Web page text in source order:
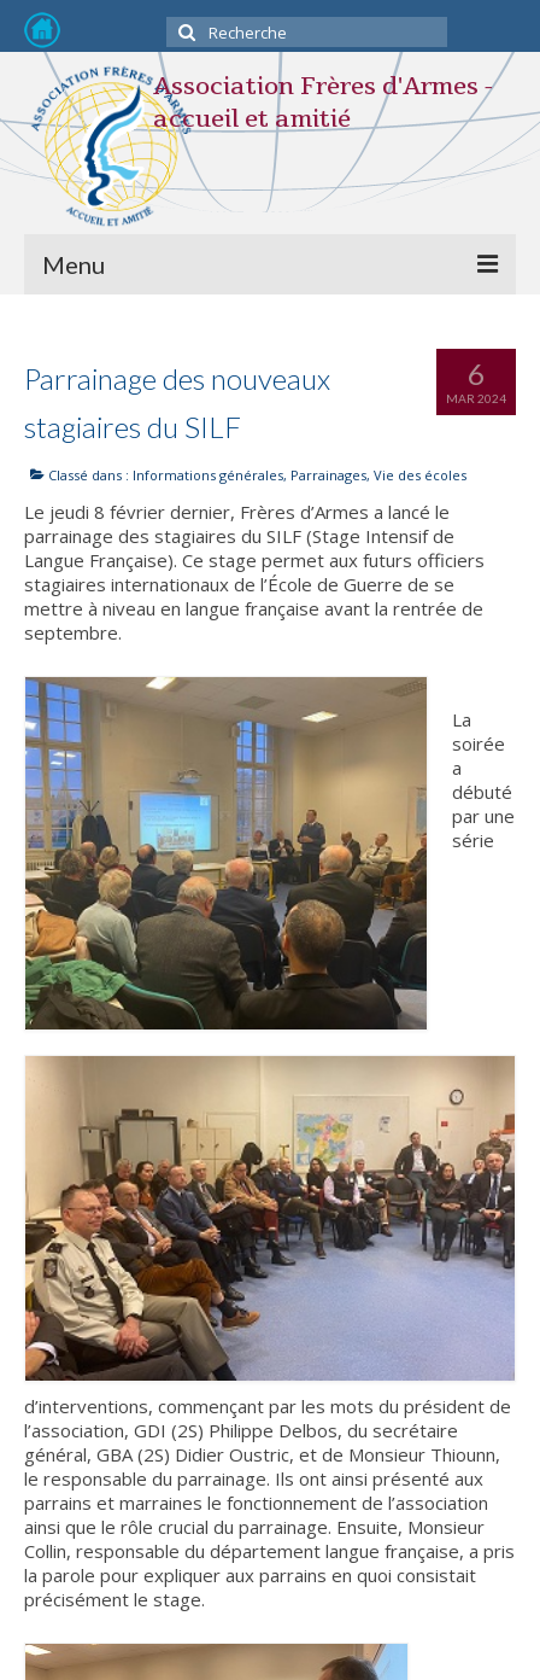
Rechercher
:
Association Frères d'Armes -
accueil et amitié
Menu
L’association
STATUTS
Composition du Bureau
Nos activités
Nous contacter
Liens et amis
Lettres d’info
S’INSCRIRE
INFO n°20 – JUILLET 2026
INFO n°19 – JUIN 2026
INFO n°18 – JANVIER 2026
INFO n°17 – DÉCEMBRE 2025
INFO n°16 – OCTOBRE 2025
INFO n°15 – JUILLET 2025
INFO n°14 – JUIN 2025
INFO n°13 – FÉVRIER 2025
INFO n°12 – JANVIER 2025
INFO n°11 – NOVEMBRE 2024
Nos publications
Le guide d’accueil des stagiaires
Guide des Relations Internationales de Défense
Le Bulletin d’information et de liaison
Livre FRÈRES D’ARMES (réédition de Héros
Méconnus)
Actualités
Informations générales
Agenda
6
MAR 2024
Parrainage des nouveaux
stagiaires du SILF
Classé dans : Informations générales, Parrainages, Vie des écoles
Le jeudi 8 février dernier, Frères d’Armes a lancé le
parrainage des stagiaires du SILF (Stage Intensif de
Langue Française). Ce stage permet aux futurs officiers
stagiaires internationaux de l’École de Guerre de se
mettre à niveau en langue française avant la rentrée de
septembre.
La
soirée
a
débuté
par une
série
d’interventions, commençant par les mots du président de
l’association, GDI (2S) Philippe Delbos, du secrétaire
général, GBA (2S) Didier Oustric, et de Monsieur Thiounn,
le responsable du parrainage. Ils ont ainsi présenté aux
parrains et marraines le fonctionnement de l’association
ainsi que le rôle crucial du parrainage. Ensuite, Monsieur
Collin, responsable du département langue française, a pris
la parole pour expliquer aux parrains en quoi consistait
précisément le stage.